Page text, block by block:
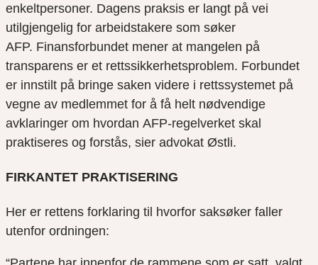
enkeltpersoner. Dagens praksis er langt på vei
utilgjengelig for arbeidstakere som søker
AFP. Finansforbundet mener at mangelen på
transparens er et rettssikkerhetsproblem. Forbundet
er innstilt på bringe saken videre i rettssystemet på
vegne av medlemmet for å få helt nødvendige
avklaringer om hvordan AFP-regelverket skal
praktiseres og forstås, sier advokat Østli.
FIRKANTET PRAKTISERING
Her er rettens forklaring til hvorfor saksøker faller
utenfor ordningen: